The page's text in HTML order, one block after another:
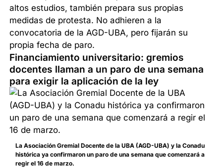
altos estudios, también prepara sus propias
medidas de protesta. No adhieren a la
convocatoria de la AGD-UBA, pero fijarán su
propia fecha de paro.
Financiamiento universitario: gremios
docentes llaman a un paro de una semana
para exigir la aplicación de la ley
La Asociación Gremial Docente de la UBA (AGD-UBA) y la Conadu
histórica ya confirmaron un paro de una semana que comenzará a
regir el 16 de marzo.